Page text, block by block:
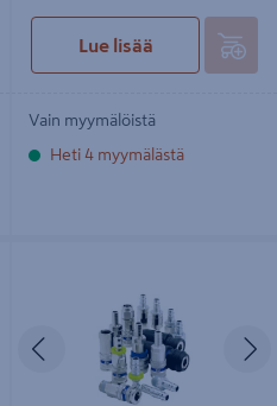
Lue lisää
Vain myymälöistä
Heti 4 myymälästä
Edellinen